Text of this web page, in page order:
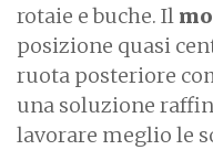
rotaie e buche. Il
posizione quasi
ruota posteriore
una soluzione
lavorare meglio le